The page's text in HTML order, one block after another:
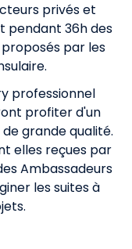
privés et
pendant 36h des
par les
professionnel
profiter d'un
grande qualité.
elles reçues par
Ambassadeurs
les suites à